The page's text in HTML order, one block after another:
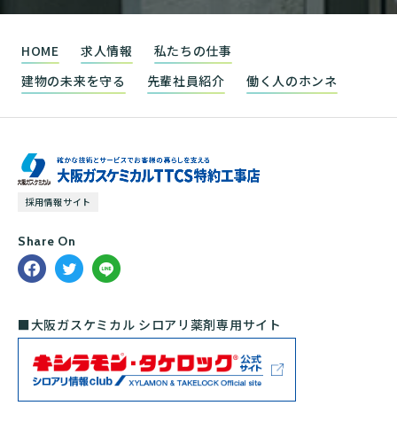
HOME 求人情報
私たちの仕事
建物の未来を守る
先輩社員紹介 働く人のホンネ
採用情報サイト
Share On
■大阪ガスケミカル シロアリ薬剤専用サイト